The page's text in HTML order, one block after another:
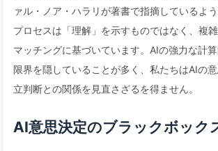
ァル・ノア・ハラリが著書で指摘しているよ
プロセスは「理解」を示すものではなく、複
マッチングに基づいています。AIの強力な計
限界を隠していることが多く、私たちはAIの
立判断との関係を見直さざるを得ません。
AI意思決定のブラックボック